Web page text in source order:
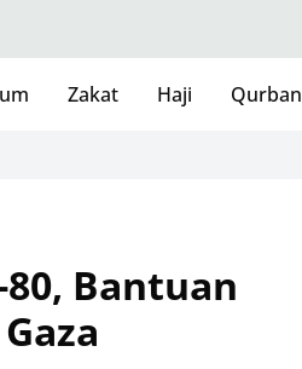
Zakat Haji Qurban
Bantuan